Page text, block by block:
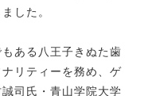
した。
ある八王子きぬた歯
リティーを務め、ゲ
司氏・青山学院大学